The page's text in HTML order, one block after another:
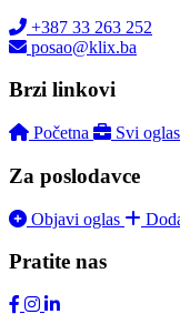
+387 33 263 252
posao@klix.ba
Brzi linkovi
Početna Svi
Za poslodavce
Objavi oglas
Pratite nas